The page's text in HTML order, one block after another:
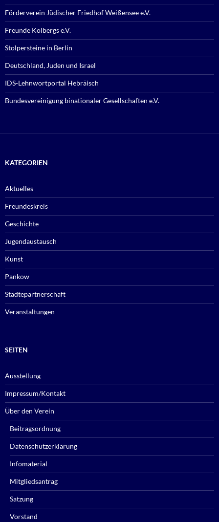
Förderverein Jüdischer Friedhof Weißensee e.V.
Freunde Kolbergs e.V.
Stolpersteine in Berlin
Deutschland, Juden und Israel
IDS-Lehnwortportal Hebräisch
Bundesvereinigung binationaler Gesellschaften e.V.
KATEGORIEN
Aktuelles
Freundeskreis
Geschichte
Jugendaustausch
Kunst
Pankow
Städtepartnerschaft
Veranstaltungen
SEITEN
Ausstellung
Impressum/Kontakt
Über den Verein
Beitragsordnung
Datenschutzerklärung
Infomaterial
Mitgliedsantrag
Satzung
Vorstand